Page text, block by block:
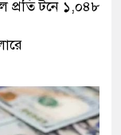
প্রতি টনে ১,০৪৮